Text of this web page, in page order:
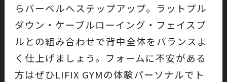
らバーベルへステップアップ。ラットプル
ダウン・ケーブルローイング・フェイスプ
ルとの組み合わせで背中全体をバランスよ
く仕上げましょう。フォームに不安がある
方はぜひLIFIX GYMの体験パーソナルでト